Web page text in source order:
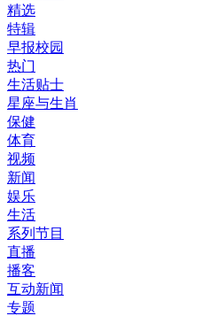
精选
特辑
早报校园
热门
生活贴士
星座与生肖
保健
体育
视频
新闻
娱乐
生活
系列节目
直播
播客
互动新闻
专题